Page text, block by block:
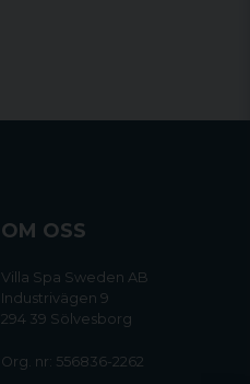
OM OSS
Villa Spa Sweden AB
Industrivägen 9
294 39 Sölvesborg
Org. nr: 556836-2262